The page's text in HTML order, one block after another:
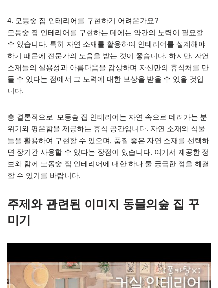
4. 모동숲 집 인테리어를 구현하기 어려운가요?
모동숲 집 인테리어를 구현하는 데에는 약간의 노력이 필요할
수 있습니다. 특히 자연 소재를 활용하여 인테리어를 설계해야
하기 때문에 전문가의 도움을 받는 것이 좋습니다. 하지만, 자연
소재들의 실용성과 아름다움을 감상하며 자신만의 휴식처를 만
들 수 있다는 점에서 그 노력에 대한 보상을 받을 수 있을 것입
니다.
총 결론적으로, 모동숲 집 인테리어는 자연 속으로 데려가는 분
위기와 평온함을 제공하는 휴식 공간입니다. 자연 소재와 식물
들을 활용하여 구현할 수 있으며, 품질 좋은 자연 소재를 선택하
면 장기간 사용할 수 있다는 장점이 있습니다. 여기서 제공한 정
보와 함께 모동숲 집 인테리어에 대한 하나 둘 궁금한 점을 해결
할 수 있기를 바랍니다.
주제와 관련된 이미지 동물의숲 집 꾸
미기